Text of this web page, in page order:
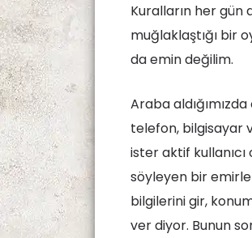
Kuralların her gün
muğlaklaştığı bir
da emin değilim.
Araba
telefon, bilgisayar
ister aktif
söyleyen bir
bilgilerini gir,
ver diyor. Bunun